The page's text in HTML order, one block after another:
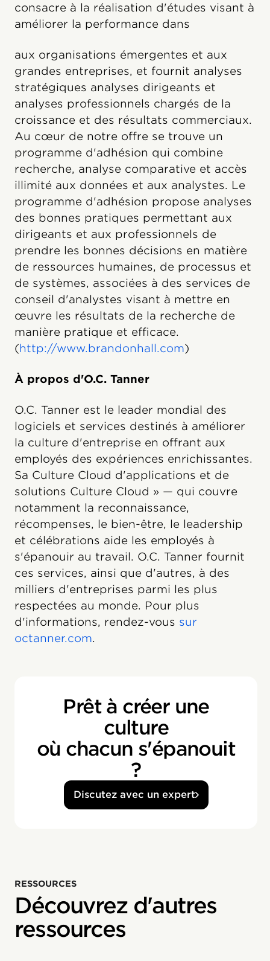
consacre à la réalisation d'études visant à
améliorer la performance dans
aux organisations émergentes et aux
grandes entreprises, et fournit analyses
stratégiques analyses dirigeants et
analyses professionnels chargés de la
croissance et des résultats commerciaux.
Au cœur de notre offre se trouve un
programme d'adhésion qui combine
recherche, analyse comparative et accès
illimité aux données et aux analystes. Le
programme d'adhésion propose analyses
des bonnes pratiques permettant aux
dirigeants et aux professionnels de
prendre les bonnes décisions en matière
de ressources humaines, de processus et
de systèmes, associées à des services de
conseil d'analystes visant à mettre en
œuvre les résultats de la recherche de
manière pratique et efficace.
(http://www.brandonhall.com)
À propos d'O.C. Tanner
O.C. Tanner est le leader mondial des
logiciels et services destinés à améliorer
la culture d'entreprise en offrant aux
employés des expériences enrichissantes.
Sa Culture Cloud d'applications et de
solutions Culture Cloud » — qui couvre
notamment la reconnaissance,
récompenses, le bien-être, le leadership
et célébrations aide les employés à
s'épanouir au travail. O.C. Tanner fournit
ces services, ainsi que d'autres, à des
milliers d'entreprises parmi les plus
respectées au monde. Pour plus
d'informations, rendez-vous sur
octanner.com.
Prêt à créer une
culture
où chacun s'épanouit
?
Discutez avec un expert
RESSOURCES
Découvrez d'autres
ressources